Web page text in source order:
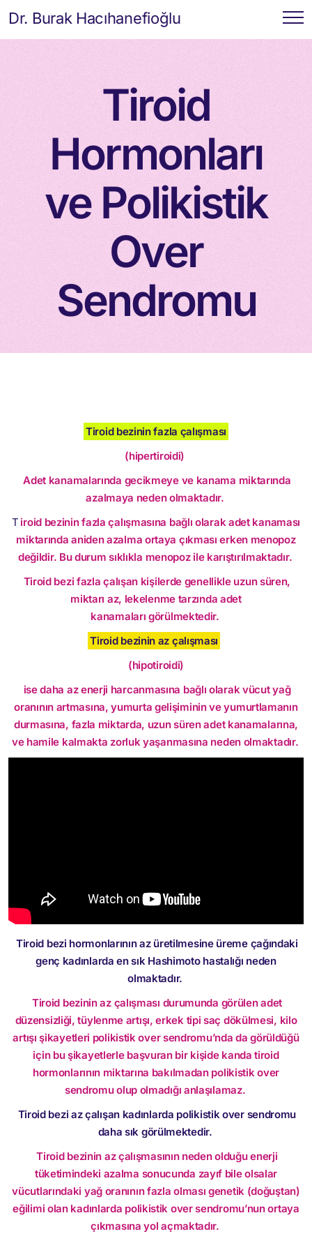
Dr. Burak Hacıhanefioğlu
Tiroid
Hormonları
ve Polikistik
Over
Sendromu
Tiroid bezinin fazla çalışması
(hipertiroidi)
Adet kanamalarında gecikmeye ve kanama miktarında
azalmaya neden olmaktadır.
T iroid bezinin fazla çalışmasına bağlı olarak adet kanaması
miktarında aniden azalma ortaya çıkması erken menopoz
değildir. Bu durum sıklıkla menopoz ile karıştırılmaktadır.
Tiroid bezi fazla çalışan kişilerde genellikle uzun süren,
miktarı az, lekelenme tarzında adet
kanamaları görülmektedir.
Tiroid bezinin az çalışması
(hipotiroidi)
ise daha az enerji harcanmasına bağlı olarak vücut yağ
oranının artmasına, yumurta gelişiminin ve yumurtlamanın
durmasına, fazla miktarda, uzun süren adet kanamalarına,
ve hamile kalmakta zorluk yaşanmasına neden olmaktadır.
Tiroid bezi hormonlarının az üretilmesine üreme çağındaki
genç kadınlarda en sık Hashimoto hastalığı neden
olmaktadır.
Tiroid bezinin az çalışması durumunda görülen adet
düzensizliği, tüylenme artışı, erkek tipi saç dökülmesi, kilo
artışı şikayetleri polikistik over sendromu’nda da görüldüğü
için bu şikayetlerle başvuran bir kişide kanda tiroid
hormonlarının miktarına bakılmadan polikistik over
sendromu olup olmadığı anlaşılamaz.
Tiroid bezi az çalışan kadınlarda polikistik over sendromu
daha sık görülmektedir.
Tiroid bezinin az çalışmasının neden olduğu enerji
tüketimindeki azalma sonucunda zayıf bile olsalar
vücutlarındaki yağ oranının fazla olması genetik (doğuştan)
eğilimi olan kadınlarda polikistik over sendromu’nun ortaya
çıkmasına yol açmaktadır.